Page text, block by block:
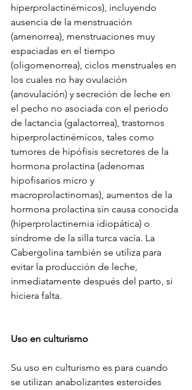
hiperprolactinémicos), incluyendo
ausencia de la menstruación
(amenorrea), menstruaciones muy
espaciadas en el tiempo
(oligomenorrea), ciclos menstruales en
los cuales no hay ovulación
(anovulación) y secreción de leche en
el pecho no asociada con el periodo
de lactancia (galactorrea), trastornos
hiperprolactinémicos, tales como
tumores de hipófisis secretores de la
hormona prolactina (adenomas
hipofisarios micro y
macroprolactinomas), aumentos de la
hormona prolactina sin causa conocida
(hiperprolactinemia idiopática) o
síndrome de la silla turca vacía. La
Cabergolina también se utiliza para
evitar la producción de leche,
inmediatamente después del parto, si
hiciera falta.
Uso en culturismo
Su uso en culturismo es para cuando
se utilizan anabolizantes esteroides